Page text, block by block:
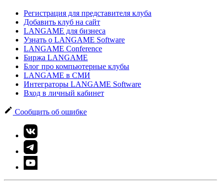
Регистрация для представителя клуба
Добавить клуб на сайт
LANGAME для бизнеса
Узнать о LANGAME Software
LANGAME Conference
Биржа LANGAME
Блог про компьютерные клубы
LANGAME в СМИ
Интеграторы LANGAME Software
Вход в личный кабинет
Сообщить об ошибке